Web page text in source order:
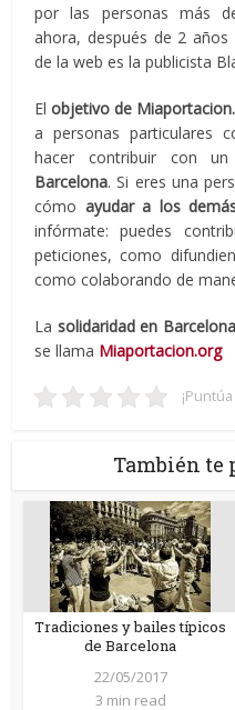
por las personas más
ahora, después de 2
de la web es la publicista
Elobjetivo de
a personas particulares
hacer contribuir con
Barcelona. Si eres una
cómo ayudar a los
infórmate: puedes
peticiones, como
como colaborando de
La solidaridad en Barcelona
se llama Miaportacion.org
También te
Tradiciones y bailes típicos
de Barcelona
22/05/2017
3 min read